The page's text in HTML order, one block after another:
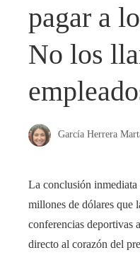
pagar a
No los
García Herrera
La conclusión
millones de dólares
conferencias deportivas
directo al corazón del